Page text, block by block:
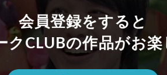
会員登録をすると
クCLUBの作品がお